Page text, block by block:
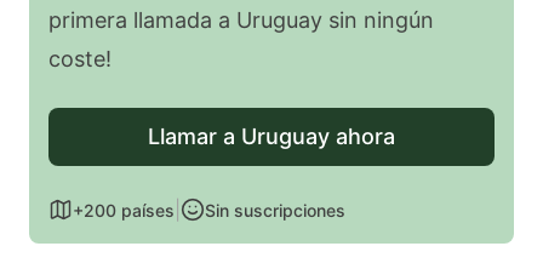
primera llamada a Uruguay sin ningún
coste!
Llamar a Uruguay ahora
+200 países Sin suscripciones